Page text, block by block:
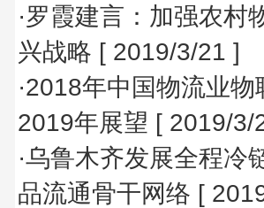
·罗霞建言：加强农村
兴战略 [ 2019/3/21 ]
·2018年中国物流业
2019年展望 [ 2019/3/
·乌鲁木齐发展全程冷
品流通骨干网络 [